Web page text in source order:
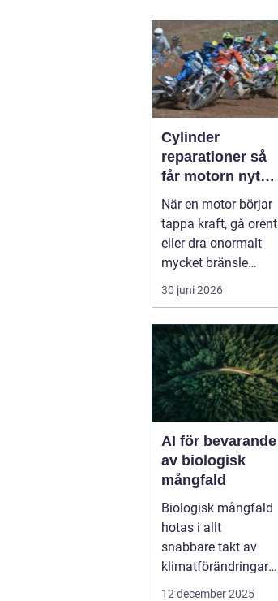
Cylinder
reparationer så
får motorn nytt
liv
När en motor börjar
tappa kraft, gå orent
eller dra onormalt
mycket bränsle
ligger felet ofta i
cyli...
30 juni 2026
AI för bevarande
av biologisk
mångfald
Biologisk mångfald
hotas i allt
snabbare takt av
klimatförändringar,
habitatför...
12 december 2025